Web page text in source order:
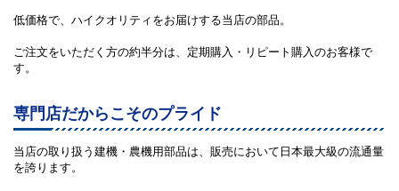
低価格で、ハイクオリティをお届けする当店の部品。
ご注文をいただく方の約半分は、定期購入・リピート購入のお客様で
す。
専門店だからこそのプライド
当店の取り扱う建機・農機用部品は、販売において日本最大級の流通量
を誇ります。